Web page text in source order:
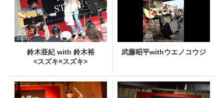
鈴木亜紀 with 鈴木裕
<スズキ×スズキ>
武藤昭平withウエノコウジ
PHOTO